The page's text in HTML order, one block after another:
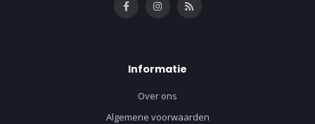
Informatie
Over ons
Algemene voorwaarden